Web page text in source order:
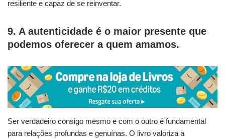
resiliente e capaz de se reinventar.
9. A autenticidade é o maior presente que
podemos oferecer a quem amamos.
Ser verdadeiro consigo mesmo e com o outro é fundamental
para relações profundas e genuínas. O livro valoriza a